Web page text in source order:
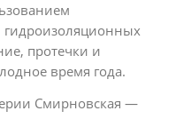
протечки и
время года.
Смирновская —